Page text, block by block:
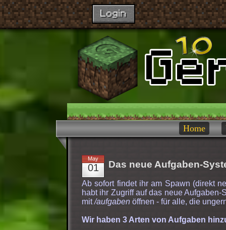
Login
Home
May
01 Das neue Aufgaben-
Ab sofort findet ihr am Spawn (direkt
habt ihr Zugriff auf das neue
mit/aufgaben öffnen - für alle, die
Wir haben 3 Arten von Aufgaben